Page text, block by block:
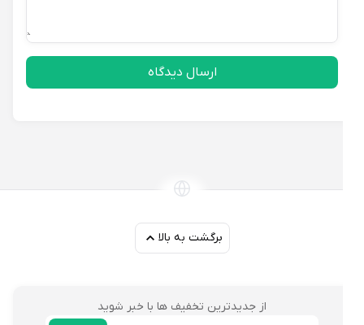
ارسال دیدگاه
برگشت به بالا
از جدیدترین تخفیف ها با خبر شوید